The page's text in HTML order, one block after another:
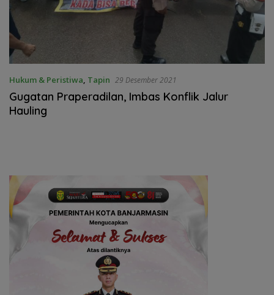
Hukum & Peristiwa, Tapin 29 Desember 2021
Gugatan Praperadilan, Imbas Konflik Jalur
Hauling